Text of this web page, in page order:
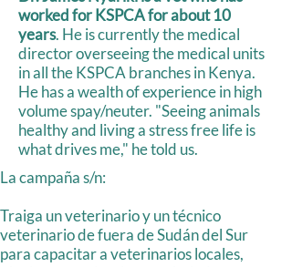
worked for KSPCA for about 10
years. He is currently the medical
director overseeing the medical units
in all the KSPCA branches in Kenya.
He has a wealth of experience in high
volume spay/neuter. "Seeing animals
healthy and living a stress free life is
what drives me," he told us.
La campaña s/n:
Traiga un veterinario y un técnico
veterinario de fuera de Sudán del Sur
para capacitar a veterinarios locales,